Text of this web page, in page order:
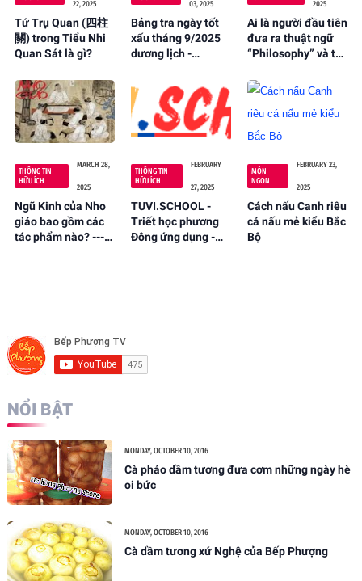
22, 2025
Tứ Trụ Quan (四柱
關) trong Tiểu Nhi
Quan Sát là gì?
03, 2025
Bảng tra ngày tốt
xấu tháng 9/2025
dương lịch -
2025
Ai là người đầu tiên
đưa ra thuật ngữ
“Philosophy” và tự
“philosopher”?
THÔNG TIN
HỮU ÍCH
MARCH 28,
2025
Ngũ Kinh của Nho
giáo bao gồm các
tác phẩm nào? ---
THÔNG TIN
HỮU ÍCH
FEBRUARY
27, 2025
TUVI.SCHOOL -
Triết học phương
Đông ứng dụng -
MÓN
NGON
FEBRUARY 23,
2025
Cách nấu Canh riêu
cá nấu mẻ kiểu Bắc
Bộ
NỔI BẬT
MONDAY, OCTOBER 10, 2016
Cà pháo dầm tương đưa cơm những ngày hè
oi bức
MONDAY, OCTOBER 10, 2016
Cà dầm tương xứ Nghệ của Bếp Phượng